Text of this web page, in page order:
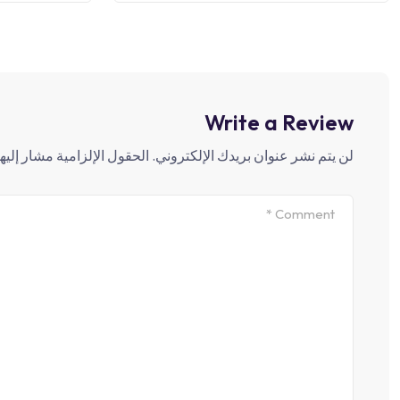
Write a Review
لن يتم نشر عنوان بريدك الإلكتروني. الحقول الإلزامية مشار